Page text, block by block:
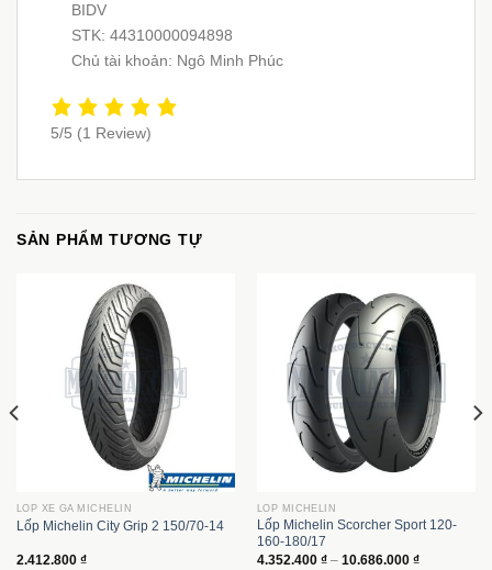
BIDV
STK: 44310000094898
Chủ tài khoản: Ngô Minh Phúc
5/5 (1 Review)
SẢN PHẨM TƯƠNG TỰ
LỐP XE GA MICHELIN
Lốp Michelin City Grip 2 150/70-14
2.412.800 ₫
LỐP MICHELIN
Lốp Michelin Scorcher Sport 120-
160-180/17
4.352.400 ₫ – 10.686.000 ₫Khoảng